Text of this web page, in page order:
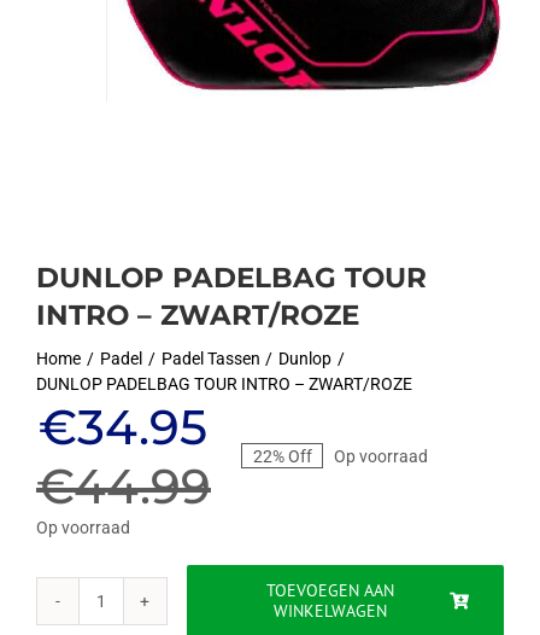
DUNLOP PADELBAG TOUR
INTRO – ZWART/ROZE
Home Padel Padel Tassen
Dunlop
DUNLOP PADELBAG TOUR INTRO – ZWART/ROZE
€44.99
Oorspronkelijke
prijs
was:
€44.99.
€34.95
Huidige
prijs
is:
€34.95.
22% Off Op voorraad
Op voorraad
DUNLOP
TOEVOEGEN AAN
WINKELWAGEN